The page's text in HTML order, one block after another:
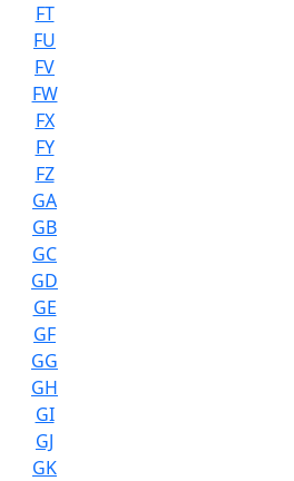
FT
FU
FV
FW
FX
FY
FZ
GA
GB
GC
GD
GE
GF
GG
GH
GI
GJ
GK